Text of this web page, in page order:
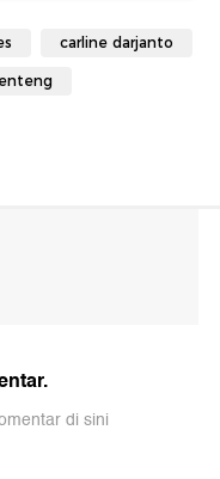
carline darjanto
di sini